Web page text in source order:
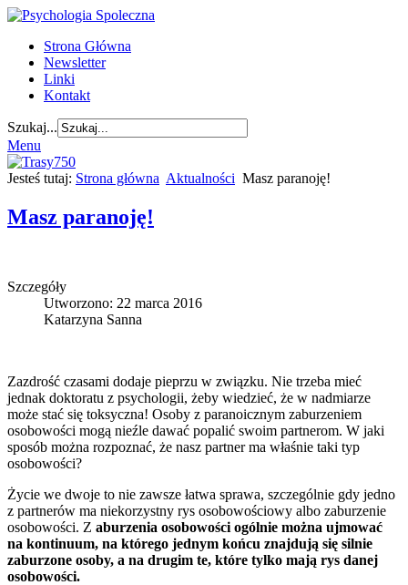
Strona Główna
Newsletter
Linki
Kontakt
Szukaj...
Menu
Jesteś tutaj: Strona główna Aktualności Masz paranoję!
Masz paranoję!
Szczegóły
Utworzono: 22 marca 2016
Katarzyna Sanna
Zazdrość czasami dodaje pieprzu w związku. Nie trzeba mieć
jednak doktoratu z psychologii, żeby wiedzieć, że w nadmiarze
może stać się toksyczna! Osoby z paranoicznym zaburzeniem
osobowości mogą nieźle dawać popalić swoim partnerom. W jaki
sposób można rozpoznać, że nasz partner ma właśnie taki typ
osobowości?
Życie we dwoje to nie zawsze łatwa sprawa, szczególnie gdy jedno
z partnerów ma niekorzystny rys osobowościowy albo zaburzenie
osobowości. Z aburzenia osobowości ogólnie można ujmować
na kontinuum, na którego jednym końcu znajdują się silnie
zaburzone osoby, a na drugim te, które tylko mają rys danej
osobowości.